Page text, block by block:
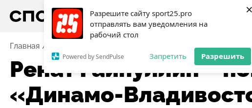
Разрешите сайту sport25.pro
отправлять вам уведомления на
рабочий стол
Powered by SendPulse Запретить Разрешить
×
Главная Ренат Гайнуллин – новый
Ренат Гайнуллин –
«Динамо-